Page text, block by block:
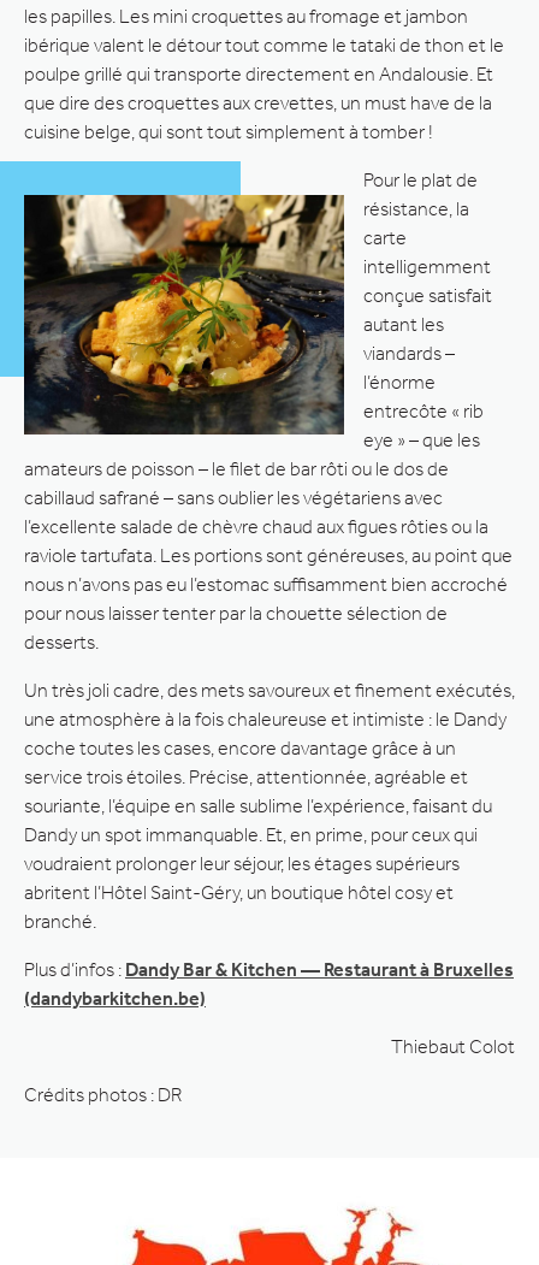
les papilles. Les mini croquettes au fromage et jambon
ibérique valent le détour tout comme le tataki de thon et le
poulpe grillé qui transporte directement en Andalousie. Et
que dire des croquettes aux crevettes, un must have de la
cuisine belge, qui sont tout simplement à tomber !
Pour le plat de
résistance, la
carte
intelligemment
conçue satisfait
autant les
viandards –
l’énorme
entrecôte « rib
eye » – que les
amateurs de poisson – le filet de bar rôti ou le dos de
cabillaud safrané – sans oublier les végétariens avec
l’excellente salade de chèvre chaud aux figues rôties ou la
raviole tartufata. Les portions sont généreuses, au point que
nous n’avons pas eu l’estomac suffisamment bien accroché
pour nous laisser tenter par la chouette sélection de
desserts.
Un très joli cadre, des mets savoureux et finement exécutés,
une atmosphère à la fois chaleureuse et intimiste : le Dandy
coche toutes les cases, encore davantage grâce à un
service trois étoiles. Précise, attentionnée, agréable et
souriante, l’équipe en salle sublime l’expérience, faisant du
Dandy un spot immanquable. Et, en prime, pour ceux qui
voudraient prolonger leur séjour, les étages supérieurs
abritent l’Hôtel Saint-Géry, un boutique hôtel cosy et
branché.
Plus d’infos : Dandy Bar & Kitchen — Restaurant à Bruxelles
(dandybarkitchen.be)
Thiebaut Colot
Crédits photos : DR